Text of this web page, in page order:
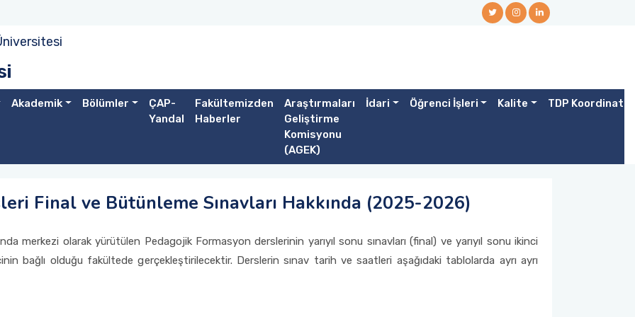
Akademik Bölümler
ÇAP-
Yandal
Fakültemizden
Haberler
Araştırmaları
Geliştirme
Komisyonu
(AGEK)
İdari Öğrenci İşleri Kalite TDP
Final ve Bütünleme Sınavları Hakkında (2025-2026)
merkezi olarak yürütülen Pedagojik Formasyon derslerinin yarıyıl sonu sınavları (final) ve yarıyıl sonu ikinci
bağlı olduğu fakültede gerçekleştirilecektir. Derslerin sınav tarih ve saatleri aşağıdaki tablolarda ayrı ayrı